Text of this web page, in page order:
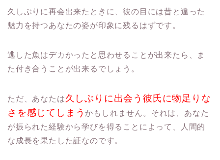
久しぶりに再会出来たときに、彼の目には昔と違った
魅力を持つあなたの姿が印象に残るはずです 。
逃した魚はデカかったと思わせることが出来たら、
ま
た付き合うことが出来るでしょう。
ただ、 あなたは久しぶりに出会う彼氏に物足りな
さを感じてしまうかもし れません。それは、あなた
が振られた経験から学びを得ることによって、
人間的
な成長を果たした証なのです。